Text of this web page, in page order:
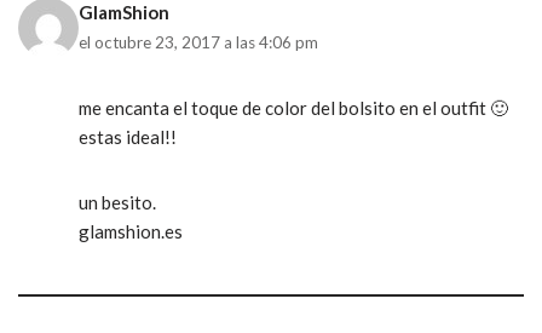
GlamShion
el octubre 23, 2017 a las 4:06 pm
me encanta el toque de color del bolsito en el outfit 🙂
estas ideal!!
un besito.
glamshion.es